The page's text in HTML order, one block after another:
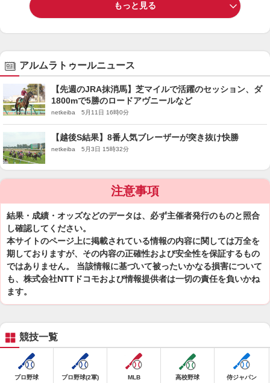
もっと見る
アルムラトゥールニュース
【先週のJRA抹消馬】芝マイルで活躍のセッション、ダ
1800mで5勝のロードアヴニールなど
netkeiba 5月11日 16時0分
【越後S結果】8番人気ブレーザーが突き抜け快勝
netkeiba 5月3日 15時32分
注意事項
結果・成績・オッズなどのデータは、必ず主催者発行のものと照合
し確認してください。
本サイトのページ上に掲載されている情報の内容に関しては万全を
期しておりますが、その内容の正確性および安全性を保証するもの
ではありません。 当該情報に基づいて被ったいかなる損害について
も、株式会社NTTドコモおよび情報提供者は一切の責任を負いかね
ます。
競技一覧
プロ野球 プロ野球(2軍) MLB 高校野球 侍ジャパン